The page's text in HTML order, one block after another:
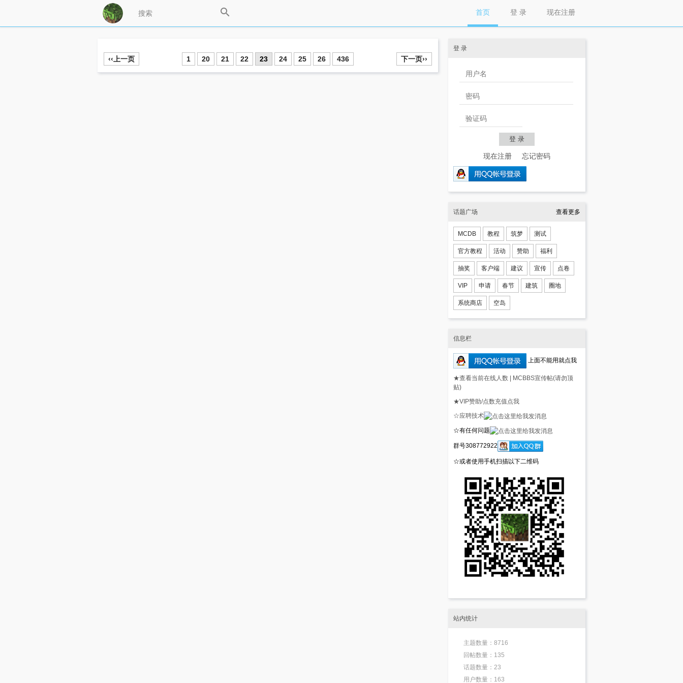
现在注册
登 录
首页
‹‹上一页 1 20 21 22 23 24 25 26 436 下一页››
登 录
现在注册 忘记密码
话题广场 查看更多
MCDB 教程 筑梦 测试
官方教程 活动 赞助 福利
抽奖 客户端 建议 宣传 点卷
VIP 申请 春节 建筑 圈地
系统商店 空岛
信息栏
上面不能用就点我
★查看当前在线人数
MCBBS宣传帖(请勿顶
贴)
★VIP赞助/点数充值点我
☆应聘技术
☆有任何问题
群号308772922
☆或者使用手机扫描以下二维码
站内统计
主题数量：8716
回帖数量：135
话题数量：23
用户数量：163